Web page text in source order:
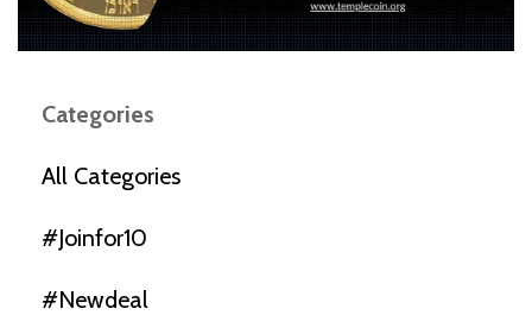
Categories
All Categories
#joinfor10
#newdeal